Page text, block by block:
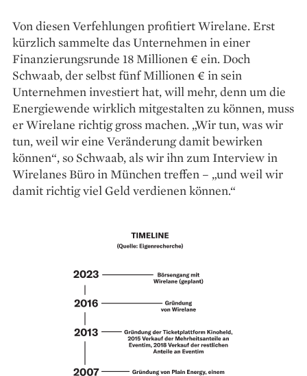
Von diesen Verfehlungen profitiert Wire­lane. Erst
kürzlich sammelte das Unternehmen in einer
Finanzierungsrunde 18 Millionen € ein. Doch
Schwaab, der selbst fünf Millionen € in sein
Unternehmen investiert hat, will mehr, denn um die
Energiewende wirklich mitgestalten zu können, muss
er Wirelane richtig gross machen. „Wir tun, was wir
tun, weil wir eine Veränderung damit bewirken
können“, so Schwaab, als wir ihn zum Interview in
Wirelanes Büro in München treffen – „und weil wir
damit richtig viel Geld verdienen können.“